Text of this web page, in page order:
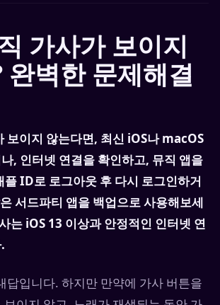
가사가 보이지
완벽한 문제해결
보이지 않는다면, 최신 iOS나 macOS
, 인터넷 연결을 확인하고, 뮤직 앱을
ID로 로그아웃 후 다시 로그인하거
서드파티 앱을 백업으로 사용해보세
는 iOS 13 이상과 안정적인 인터넷 연
답입니다. 하지만 만약에 가사 버튼을